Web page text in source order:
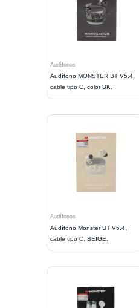
Audífonos
Audífono MONSTER BT V5.4,
cable tipo C, color BK.
Audífonos
Audífono Monster BT V5.4,
cable tipo C, BEIGE.